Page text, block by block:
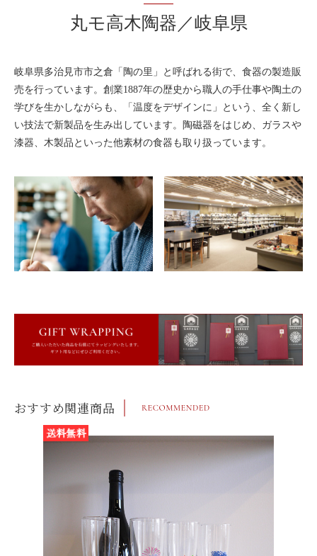
丸モ高木陶器／岐阜県
岐阜県多治見市市之倉「陶の里」と呼ばれる街で、食器の製造販
売を行っています。創業1887年の歴史から職人の手仕事や陶土の
学びを生かしながらも、「温度をデザインに」という、全く新し
い技法で新製品を生み出しています。陶磁器をはじめ、ガラスや
漆器、木製品といった他素材の食器も取り扱っています。
おすすめ関連商品